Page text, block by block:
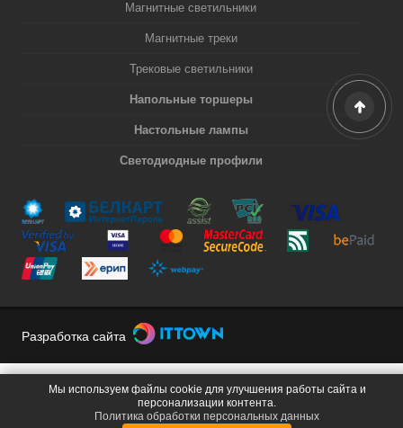
Магнитные светильники
Магнитные треки
Трековые светильники
Напольные торшеры
Настольные лампы
Светодиодные профили
Разработка сайта
Мы используем файлы cookie для улучшения работы сайта и
персонализации контента.
Политика обработки персональных данных